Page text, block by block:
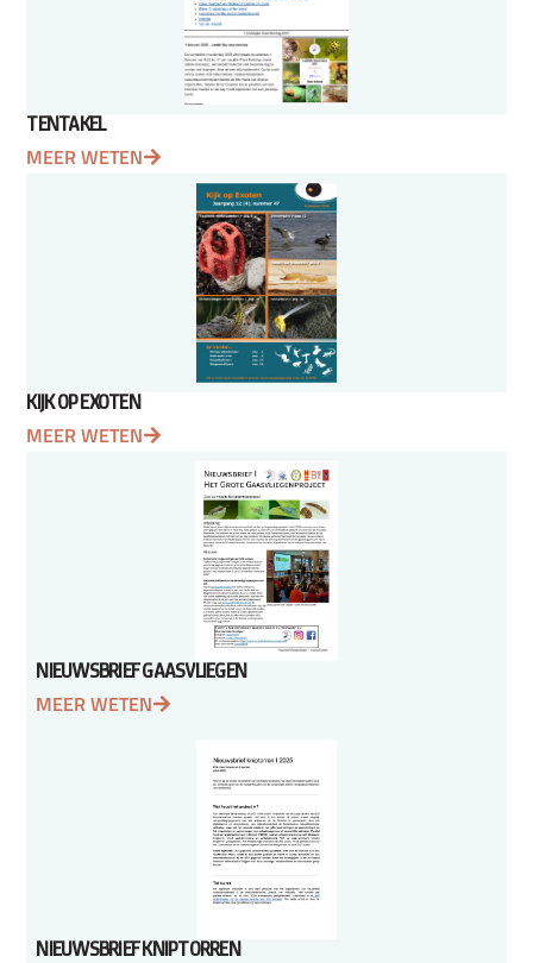
TENTAKEL
MEER WETEN
KIJK OP EXOTEN
MEER WETEN
NIEUWSBRIEF GAASVLIEGEN
MEER WETEN
NIEUWSBRIEF KNIPTORREN